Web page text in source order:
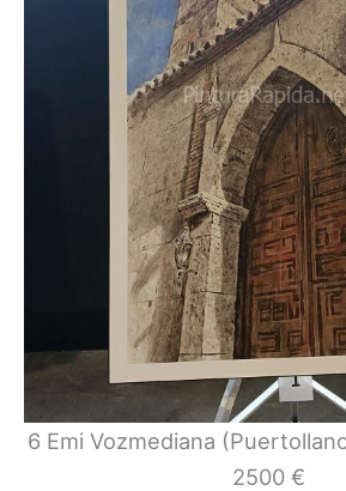
6 Emi Vozmediana
2500 €